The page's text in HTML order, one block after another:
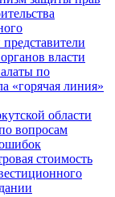
власти
по
«горячая линия»
области
вопросам
стоимость